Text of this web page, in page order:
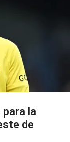
la
de